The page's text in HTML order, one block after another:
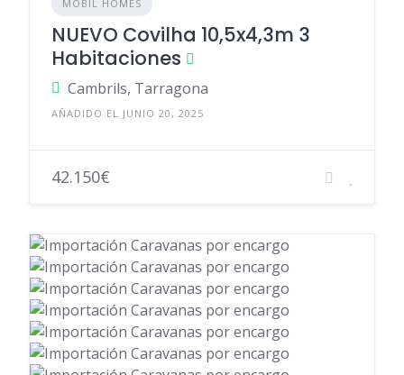
MOBIL HOMES
NUEVO Covilha 10,5x4,3m 3
Habitaciones
Cambrils, Tarragona
AÑADIDO EL JUNIO 20, 2025
42.150€